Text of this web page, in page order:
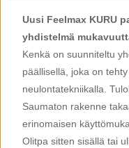
Uusi Feelmax KURU
yhdistelmä
Kenkä on suunniteltu
päällisellä, joka on
neulontatekniikalla.
Saumaton rakenne
erinomaisen
Olitpa sitten sisällä tai